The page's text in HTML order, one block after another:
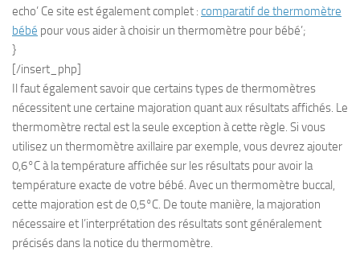
echo’ Ce site est également complet : comparatif de thermomètre
bébé pour vous aider à choisir un thermomètre pour bébé’;
}
[/insert_php]
Il faut également savoir que certains types de thermomètres
nécessitent une certaine majoration quant aux résultats affichés. Le
thermomètre rectal est la seule exception à cette règle. Si vous
utilisez un thermomètre axillaire par exemple, vous devrez ajouter
0,6°C à la température affichée sur les résultats pour avoir la
température exacte de votre bébé. Avec un thermomètre buccal,
cette majoration est de 0,5°C. De toute manière, la majoration
nécessaire et l’interprétation des résultats sont généralement
précisés dans la notice du thermomètre.